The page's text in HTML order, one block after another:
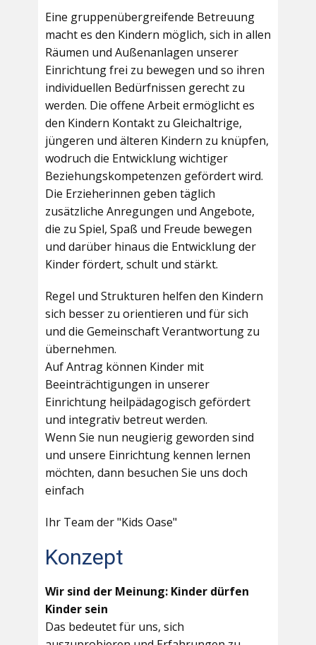
Eine gruppenübergreifende Betreuung
macht es den Kindern möglich, sich in allen
Räumen und Außenanlagen unserer
Einrichtung frei zu bewegen und so ihren
individuellen Bedürfnissen gerecht zu
werden. Die offene Arbeit ermöglicht es
den Kindern Kontakt zu Gleichaltrige,
jüngeren und älteren Kindern zu knüpfen,
wodruch die Entwicklung wichtiger
Beziehungskompetenzen gefördert wird.
Die Erzieherinnen geben täglich
zusätzliche Anregungen und Angebote,
die zu Spiel, Spaß und Freude bewegen
und darüber hinaus die Entwicklung der
Kinder fördert, schult und stärkt.
Regel und Strukturen helfen den Kindern
sich besser zu orientieren und für sich
und die Gemeinschaft Verantwortung zu
übernehmen.
Auf Antrag können Kinder mit
Beeinträchtigungen in unserer
Einrichtung heilpädagogisch gefördert
und integrativ betreut werden.
Wenn Sie nun neugierig geworden sind
und unsere Einrichtung kennen lernen
möchten, dann besuchen Sie uns doch
einfach
Ihr Team der "Kids Oase"
Konzept
Wir sind der Meinung: Kinder dürfen
Kinder sein
Das bedeutet für uns, sich